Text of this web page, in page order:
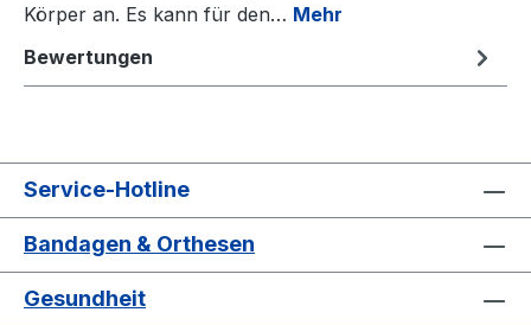
Körper an. Es kann für den… Mehr
Bewertungen
Service-Hotline
Bandagen & Orthesen
Gesundheit